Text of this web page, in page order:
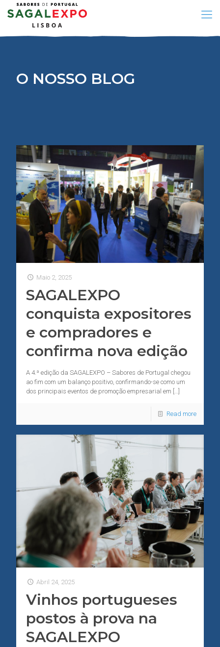
O NOSSO BLOG
Maio 2, 2025
SAGALEXPO
conquista expositores
e compradores e
confirma nova edição
A 4.ª edição da SAGALEXPO – Sabores de Portugal chegou
ao fim com um balanço positivo, confirmando-se como um
dos principais eventos de promoção empresarial em […]
Read more
Abril 24, 2025
Vinhos portugueses
postos à prova na
SAGALEXPO